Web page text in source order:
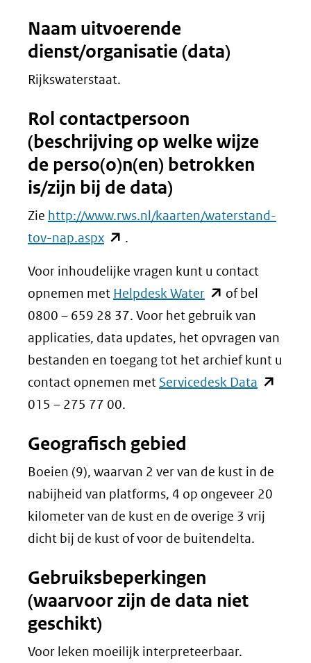
Naam uitvoerende
dienst/organisatie (data)
Rijkswaterstaat.
Rol contactpersoon
(beschrijving op welke wijze
de perso(o)n(en) betrokken
is/zijn bij de data)
Zie http://www.rws.nl/kaarten/waterstand-
tov-nap.aspx(opent
nieuw
venster)
.
Voor inhoudelijke vragen kunt u contact
opnemen met Helpdesk Water(opent
in
nieuw
venster)
(verwijst
website)
of bel
0800 – 659 28 37. Voor het gebruik van
applicaties, data updates, het opvragen van
bestanden en toegang tot het archief kunt u
contact opnemen met Servicedesk Data (opent
(verwijst
naar
een
015 – 275 77 00.
Geografisch gebied
Boeien (9), waarvan 2 ver van de kust in de
nabijheid van platforms, 4 op ongeveer 20
kilometer van de kust en de overige 3 vrij
dicht bij de kust of voor de buitendelta.
Gebruiksbeperkingen
(waarvoor zijn de data niet
geschikt)
Voor leken moeilijk interpreteerbaar.